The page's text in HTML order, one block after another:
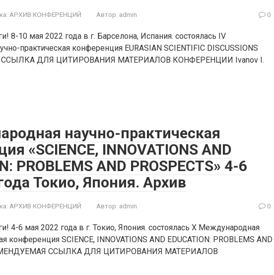
АРХИВ КОНФЕРЕНЦИЙ Автор: admin 0
8-10 мая 2022 года в г. Барселона, Испания. состоялась IV
практическая конференция EURASIAN SCIENTIFIC DISCUSSIONS
ДЛЯ ЦИТИРОВАНИЯ МАТЕРИАЛОВ КОНФЕРЕНЦИИ Ivanov I.
научно-практическая
«SCIENCE, INNOVATIONS AND
PROBLEMS AND PROSPECTS» 4-6
Токио, Япония. Архив
АРХИВ КОНФЕРЕНЦИЙ Автор: admin 0
4-6 мая 2022 года в г. Токио, Япония. состоялась X Международная
конференция SCIENCE, INNOVATIONS AND EDUCATION: PROBLEMS AND
ССЫЛКА ДЛЯ ЦИТИРОВАНИЯ МАТЕРИАЛОВ